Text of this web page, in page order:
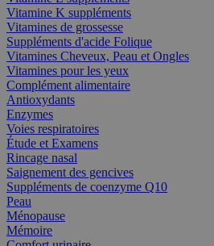
Vitamine K suppléments
Vitamines de grossesse
Suppléments d'acide Folique
Vitamines Cheveux, Peau et Ongles
Vitamines pour les yeux
Complément alimentaire
Antioxydants
Enzymes
Voies respiratoires
Étude et Examens
Rincage nasal
Saignement des gencives
Suppléments de coenzyme Q10
Peau
Ménopause
Mémoire